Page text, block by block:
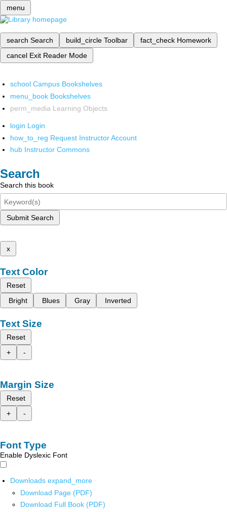
menu
search Search build_circle Toolbar fact_check Homework
cancel Exit Reader Mode
school Campus Bookshelves
menu_book Bookshelves
perm_media Learning Objects
login Login
how_to_reg Request Instructor Account
hub Instructor Commons
Search
Search this book
Submit Search
x
Text Color
Reset
Bright
Blues Gray Inverted
Text Size
Reset
+
-
Margin Size
Reset
+
-
Font Type
Enable Dyslexic Font
Downloads expand_more
Download Page (PDF)
Download Full Book (PDF)